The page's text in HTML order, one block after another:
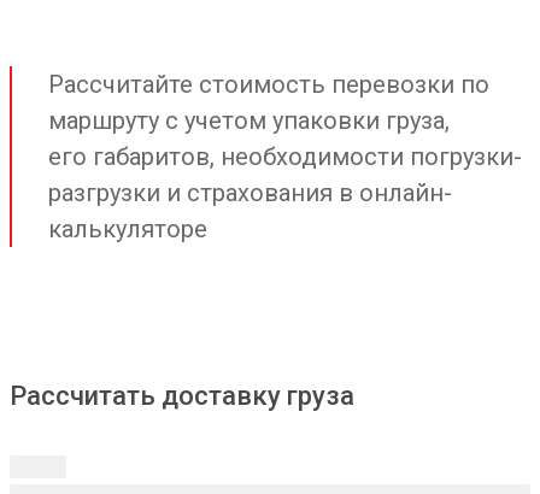
Рассчитайте стоимость перевозки по
маршруту с учетом упаковки груза,
его габаритов, необходимости погрузки-
разгрузки и страхования в онлайн-
калькуляторе
Рассчитать доставку груза